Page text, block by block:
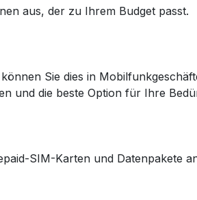
aus, der zu Ihrem Budget passt.
Sie dies in
und die beste Option für Ihre
SIM-Karten und Datenpakete